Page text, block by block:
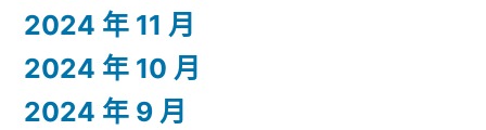
2024 年 11 月
2024 年 10 月
2024 年 9 月